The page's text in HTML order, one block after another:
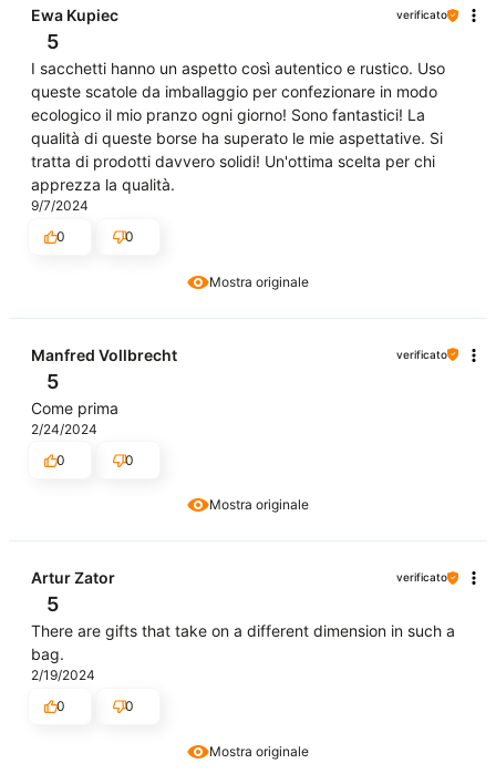
Mostra originale
Ewa Kupiec verificato
5
I sacchetti hanno un aspetto così autentico e rustico. Uso
queste scatole da imballaggio per confezionare in modo
ecologico il mio pranzo ogni giorno! Sono fantastici! La
qualità di queste borse ha superato le mie aspettative. Si
tratta di prodotti davvero solidi! Un'ottima scelta per chi
apprezza la qualità.
9/7/2024
0
0
Mostra originale
Manfred Vollbrecht verificato
5
Come prima
2/24/2024
0
0
Mostra originale
Artur Zator verificato
5
There are gifts that take on a different dimension in such a
bag.
2/19/2024
0
0